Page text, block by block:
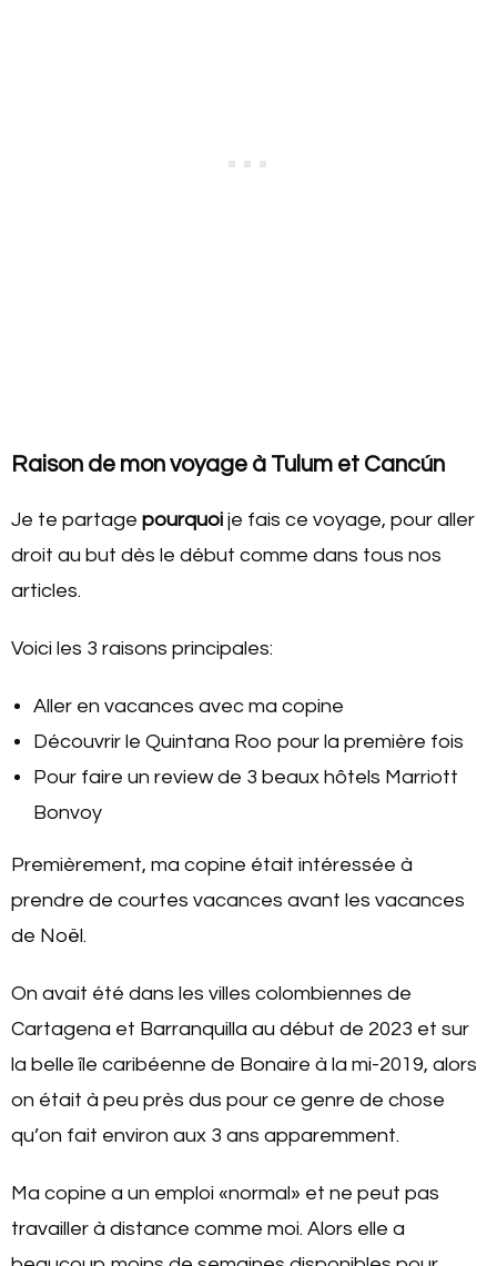
Raison de mon voyage à Tulum et Cancún
Je te partage pourquoi je fais ce voyage, pour aller
droit au but dès le début comme dans tous nos
articles.
Voici les 3 raisons principales:
Aller en vacances avec ma copine
Découvrir le Quintana Roo pour la première fois
Pour faire un review de 3 beaux hôtels Marriott
Bonvoy
Premièrement, ma copine était intéressée à
prendre de courtes vacances avant les vacances
de Noël.
On avait été dans les villes colombiennes de
Cartagena et Barranquilla au début de 2023 et sur
la belle île caribéenne de Bonaire à la mi-2019, alors
on était à peu près dus pour ce genre de chose
qu’on fait environ aux 3 ans apparemment.
Ma copine a un emploi «normal» et ne peut pas
travailler à distance comme moi. Alors elle a